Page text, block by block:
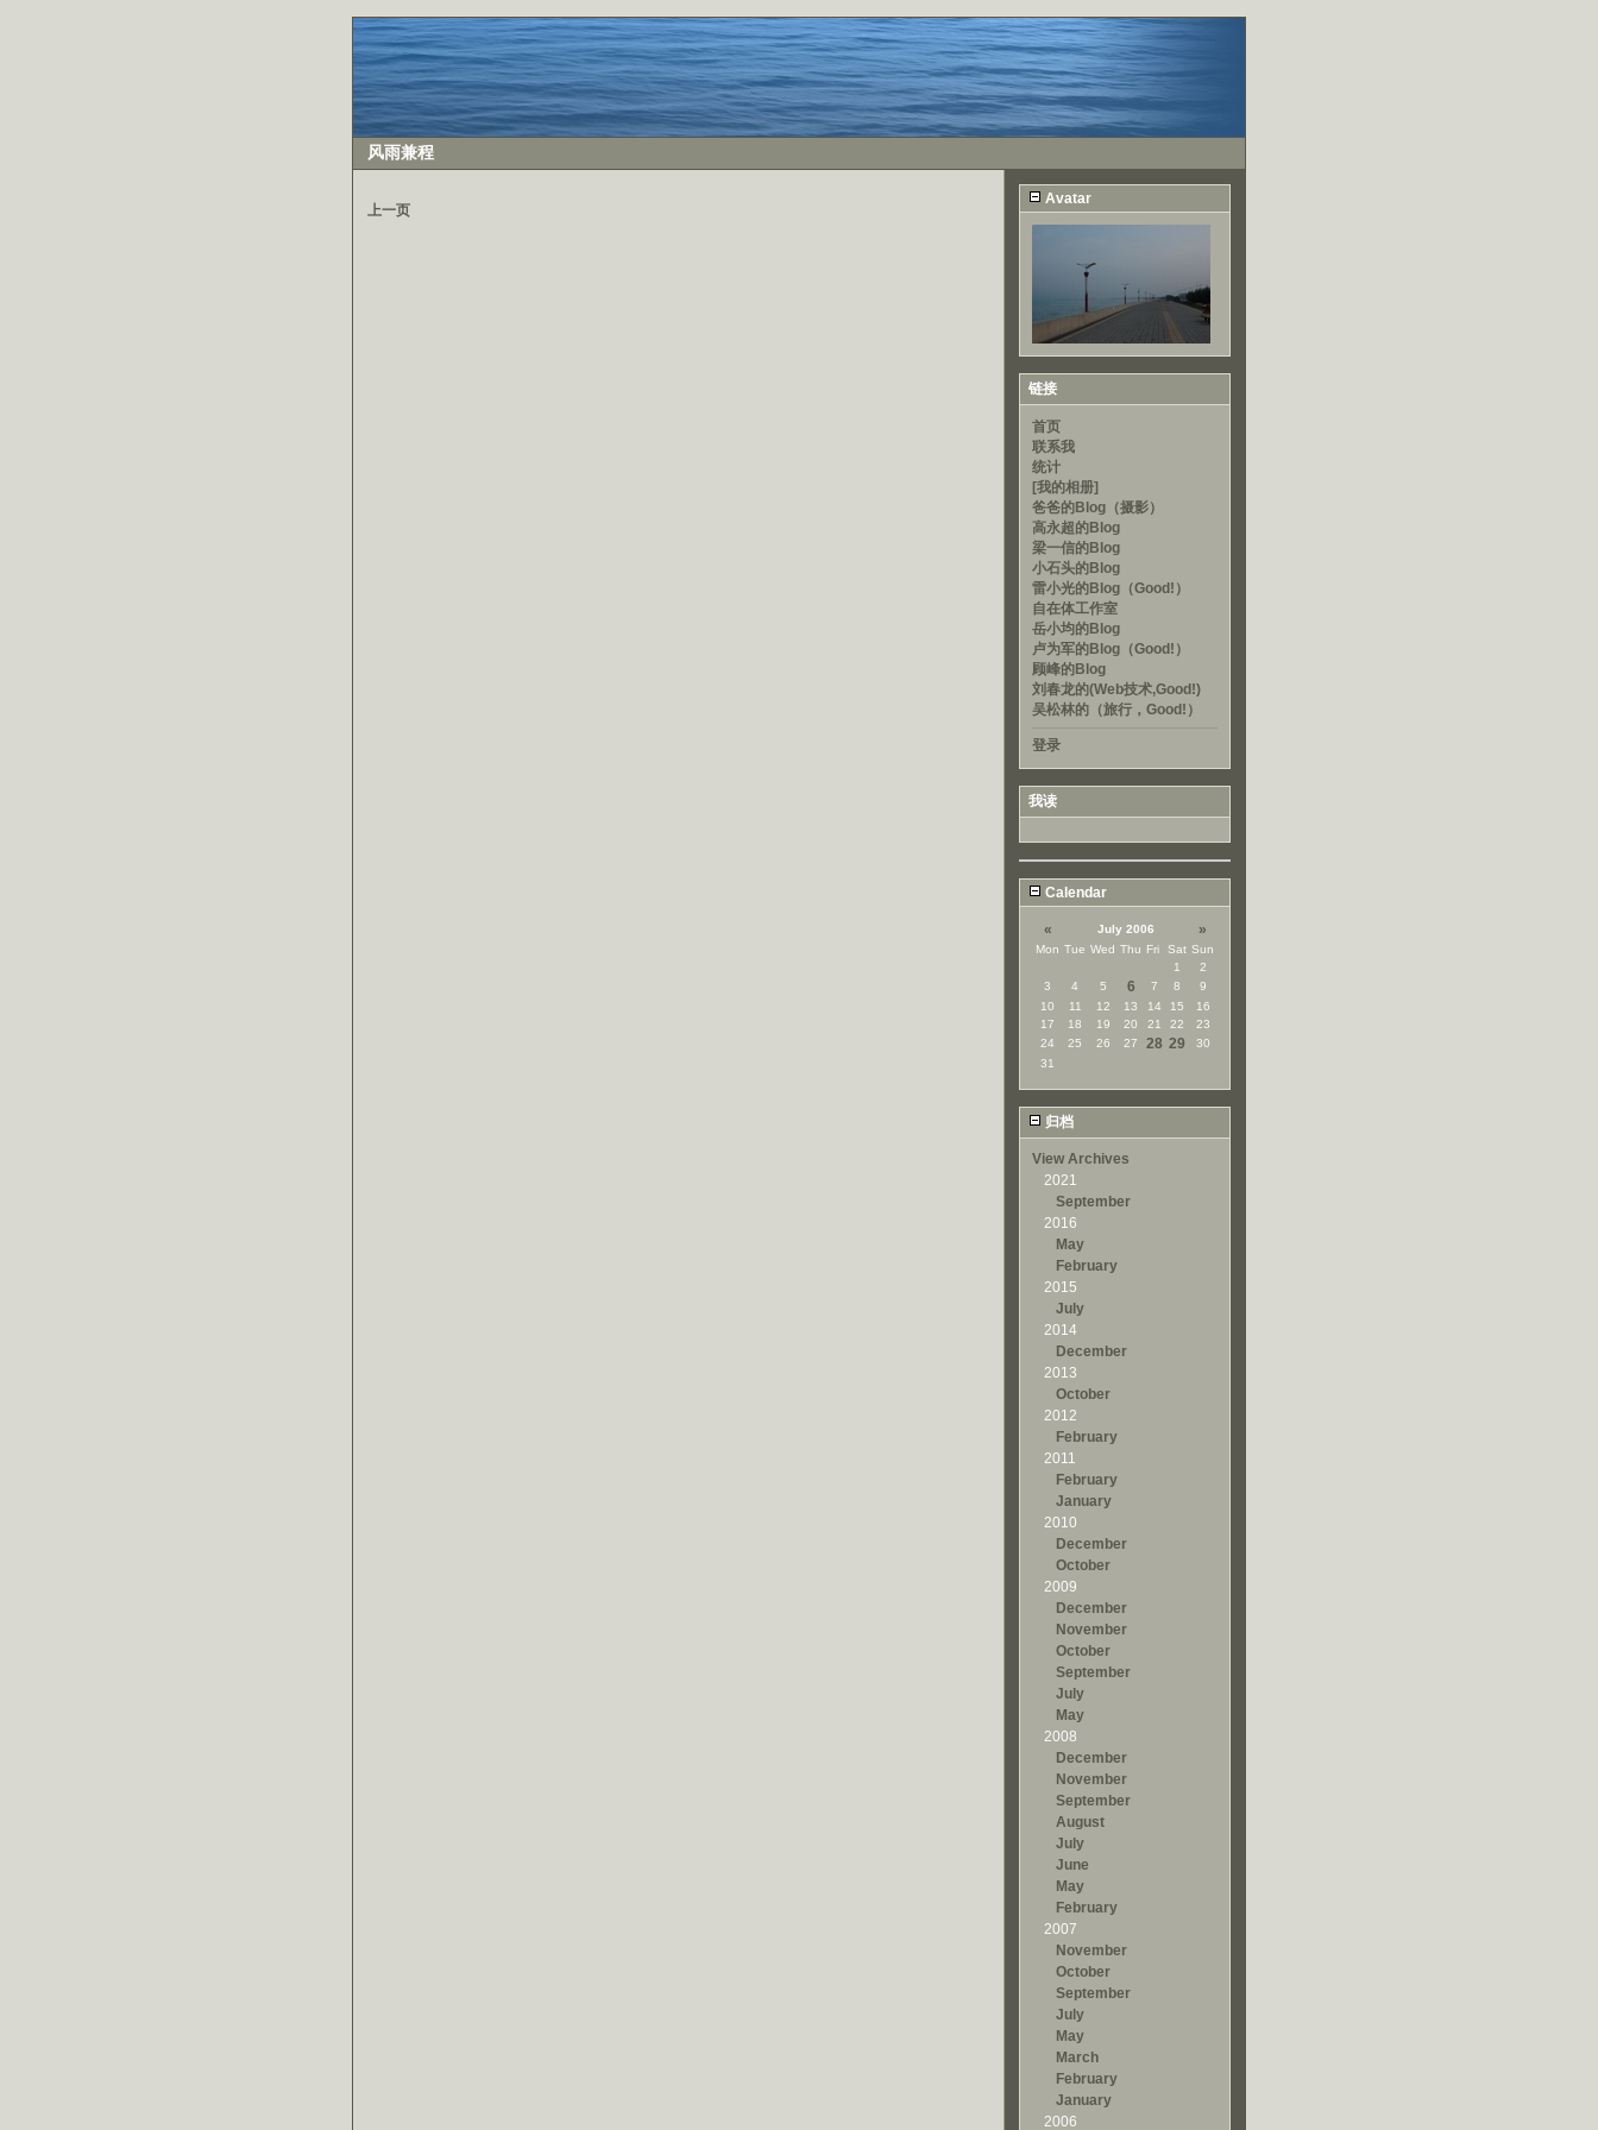
风雨兼程
上一页
Avatar
链接
首页
联系我
统计
[我的相册]
爸爸的Blog（摄影）
高永超的Blog
梁一信的Blog
小石头的Blog
雷小光的Blog（Good!）
自在体工作室
岳小均的Blog
卢为军的Blog（Good!）
顾峰的Blog
刘春龙的(Web技术,Good!)
吴松林的（旅行，Good!）
登录
我读
Calendar
« July 2006 »
Mon Tue Wed Thu Fri Sat Sun
1
2
3
4 5 6 7 8
9
10
11 12 13 14 15
16
17
18 19 20 21 22
23
24
25 26 27 28 29
30
31
归档
View Archives
2021
September
2016
May
February
2015
July
2014
December
2013
October
2012
February
2011
February
January
2010
December
October
2009
December
November
October
September
July
May
2008
December
November
September
August
July
June
May
February
2007
November
October
September
July
May
March
February
January
2006